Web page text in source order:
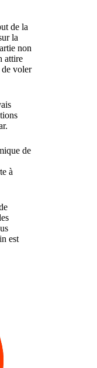
de la
la
non
attire
de voler
de
à
est